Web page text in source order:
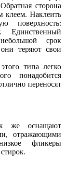
сторона
клеем. Наклеить
поверхность:
срок
теряют свои
типа легко
понадобится
переносят
же оснащают
отражающими
– фликеры